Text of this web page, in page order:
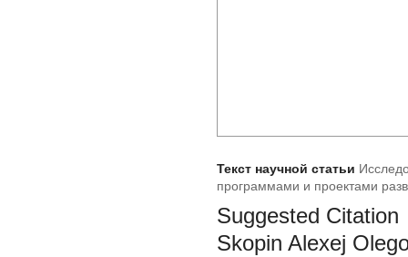
Текст научной статьи
программами и проектами
Suggested Citation
Skopin Alexej